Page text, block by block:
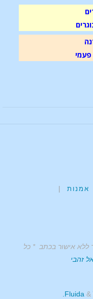
אמנות |
ללא אישור בכתב * כל
זהבי
&